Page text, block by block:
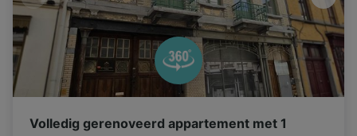
Volledig gerenoveerd appartement met 1